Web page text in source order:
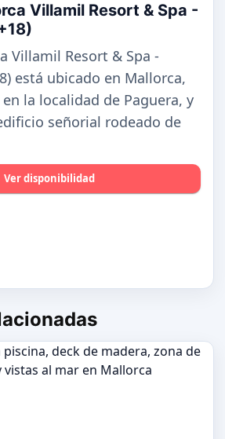
Villamil Resort & Spa -
Villamil Resort & Spa -
está ubicado en Mallorca,
la localidad de Paguera, y
señorial rodeado de
Ver disponibilidad